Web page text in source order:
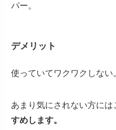
パー。
デメリット
使っていてワクワクしない
あまり気にされない方には
すめします。